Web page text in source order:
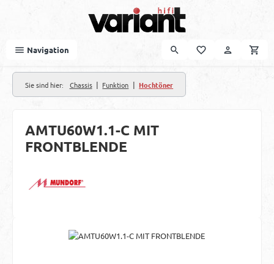
Navigation
Sie sind hier: Chassis | Funktion | Hochtöner
AMTU60W1.1-C MIT
FRONTBLENDE
Bildergalerie überspringen